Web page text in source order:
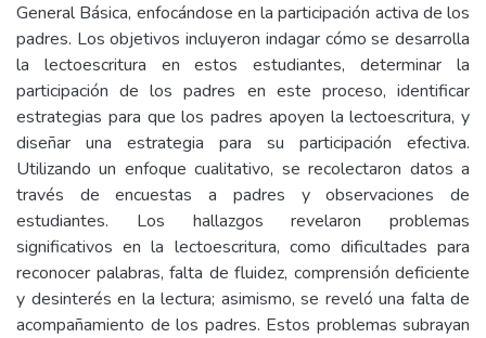
General Básica, enfocándose en la participación activa de los
padres. Los objetivos incluyeron indagar cómo se desarrolla
la lectoescritura en estos estudiantes, determinar la
participación de los padres en este proceso, identificar
estrategias para que los padres apoyen la lectoescritura, y
diseñar una estrategia para su participación efectiva.
Utilizando un enfoque cualitativo, se recolectaron datos a
través de encuestas a padres y observaciones de
estudiantes. Los hallazgos revelaron problemas
significativos en la lectoescritura, como dificultades para
reconocer palabras, falta de fluidez, comprensión deficiente
y desinterés en la lectura; asimismo, se reveló una falta de
acompañamiento de los padres. Estos problemas subrayan